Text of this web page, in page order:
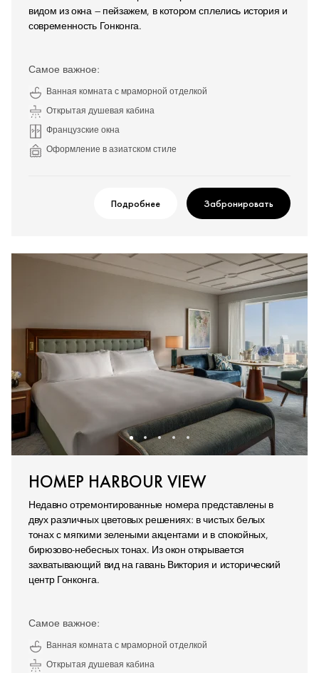
видом из окна — пейзажем, в котором сплелись история и
современность Гонконга.
Самое важное:
Ванная комната с мраморной отделкой
Открытая душевая кабина
Французские окна
Оформление в азиатском стиле
Подробнее Забронировать
НОМЕР HARBOUR VIEW
Недавно отремонтированные номера представлены в
двух различных цветовых решениях: в чистых белых
тонах с мягкими зелеными акцентами и в спокойных,
бирюзово-небесных тонах. Из окон открывается
захватывающий вид на гавань Виктория и исторический
центр Гонконга.
Самое важное:
Ванная комната с мраморной отделкой
Открытая душевая кабина